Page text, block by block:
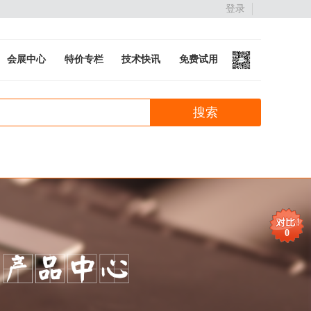
登录
会展中心 特价专栏 技术快讯 免费试用
0